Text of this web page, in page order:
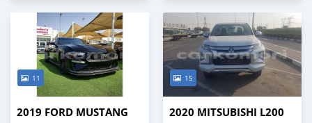
11
2019 FORD MUSTANG
15
2020 MITSUBISHI L200